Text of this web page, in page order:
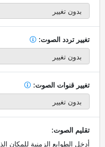
تغيير تردد الصوت:
تغيير قنوات الصوت:
تقليم الصوت:
أدخل الطوابع الزمنية للمكان